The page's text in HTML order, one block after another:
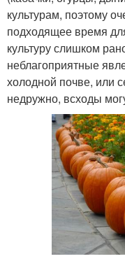
культурам, поэтому
подходящее время
культуру слишком
неблагоприятные
холодной почве, или
недружно, всходы